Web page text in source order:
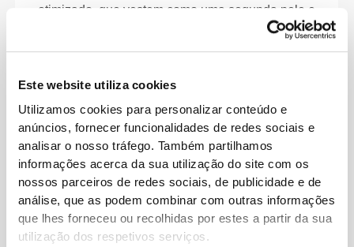
Este website utiliza cookies
Utilizamos cookies para personalizar conteúdo e
anúncios, fornecer funcionalidades de redes sociais e
analisar o nosso tráfego. Também partilhamos
informações acerca da sua utilização do site com os
nossos parceiros de redes sociais, de publicidade e de
análise, que as podem combinar com outras informações
que lhes forneceu ou recolhidas por estes a partir da sua
utilização dos respetivos serviços.
otimizado, que vestem como uma segunda pele e
oferecem maior elasticidade, suporte e conforto.
conforto e cuidado com o ambiente.
TECNOLOGIA DA FIBRA